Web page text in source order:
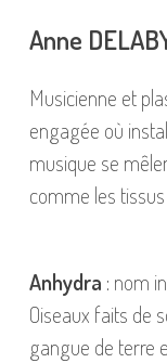
Anne
Musicienne et
engagée où
musique se
comme les
Anhydra : nom
Oiseaux faits de
gangue de terre